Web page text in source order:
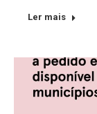
Ler mais